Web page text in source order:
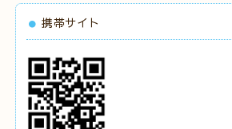
携帯サイト